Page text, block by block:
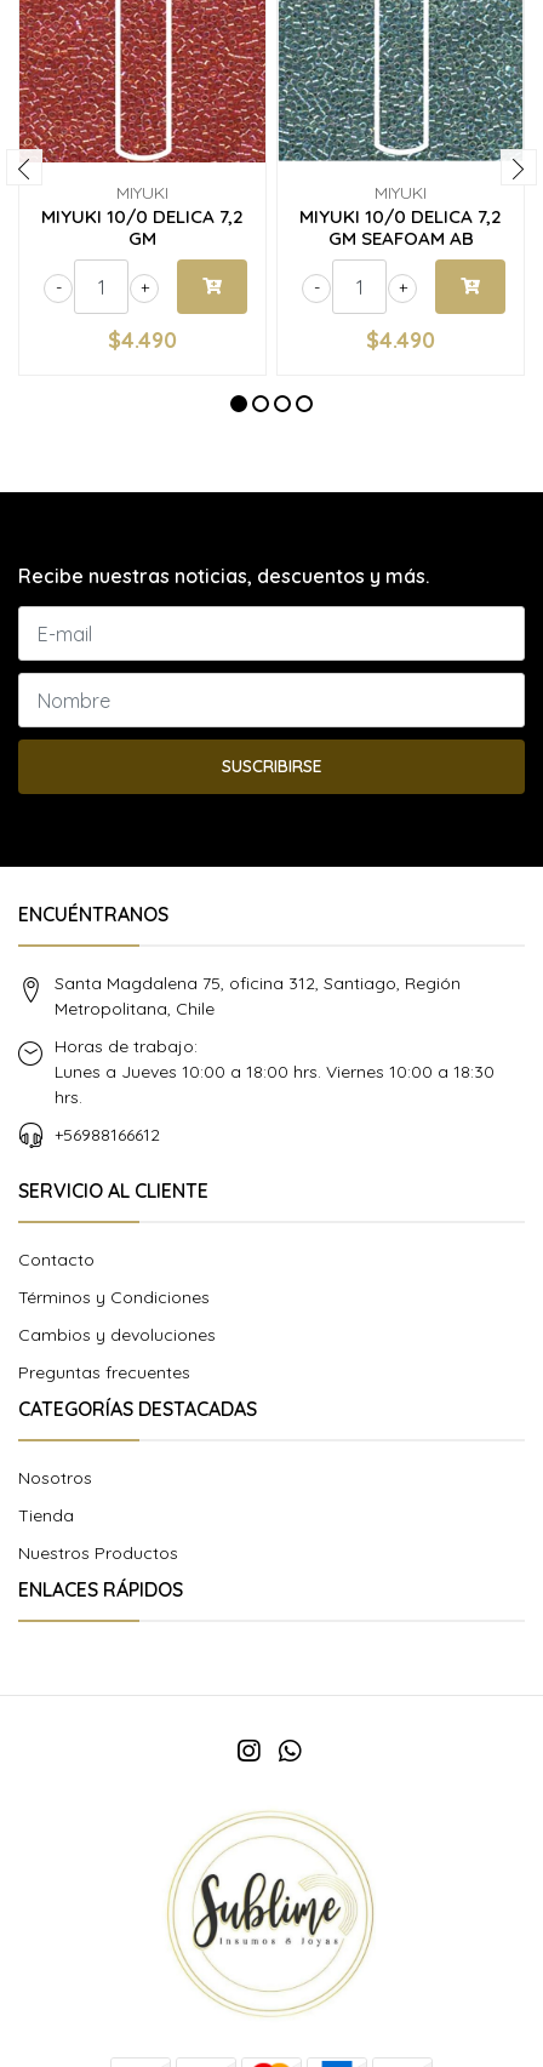
MIYUKI
MIYUKI 10/0 DELICA 7,2
GM
+
-
$4.490
MIYUKI
MIYUKI 10/0 DELICA 7,2
GM SEAFOAM AB
+
-
$4.490
Recibe nuestras noticias, descuentos y más.
SUSCRIBIRSE
ENCUÉNTRANOS
Santa Magdalena 75, oficina 312, Santiago, Región
Metropolitana, Chile
Horas de trabajo:
Lunes a Jueves 10:00 a 18:00 hrs. Viernes 10:00 a 18:30
hrs.
+56988166612
SERVICIO AL CLIENTE
Contacto
Términos y Condiciones
Cambios y devoluciones
Preguntas frecuentes
CATEGORÍAS DESTACADAS
Nosotros
Tienda
Nuestros Productos
ENLACES RÁPIDOS